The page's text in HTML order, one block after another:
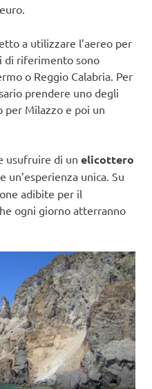
a utilizzare l’aereo per
di riferimento sono
o Reggio Calabria. Per
prendere uno degli
per Milazzo e poi un
usufruire di un elicottero
un’esperienza unica. Su
adibite per il
ogni giorno atterranno